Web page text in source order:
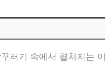
러기 속에서 펼쳐지는 이